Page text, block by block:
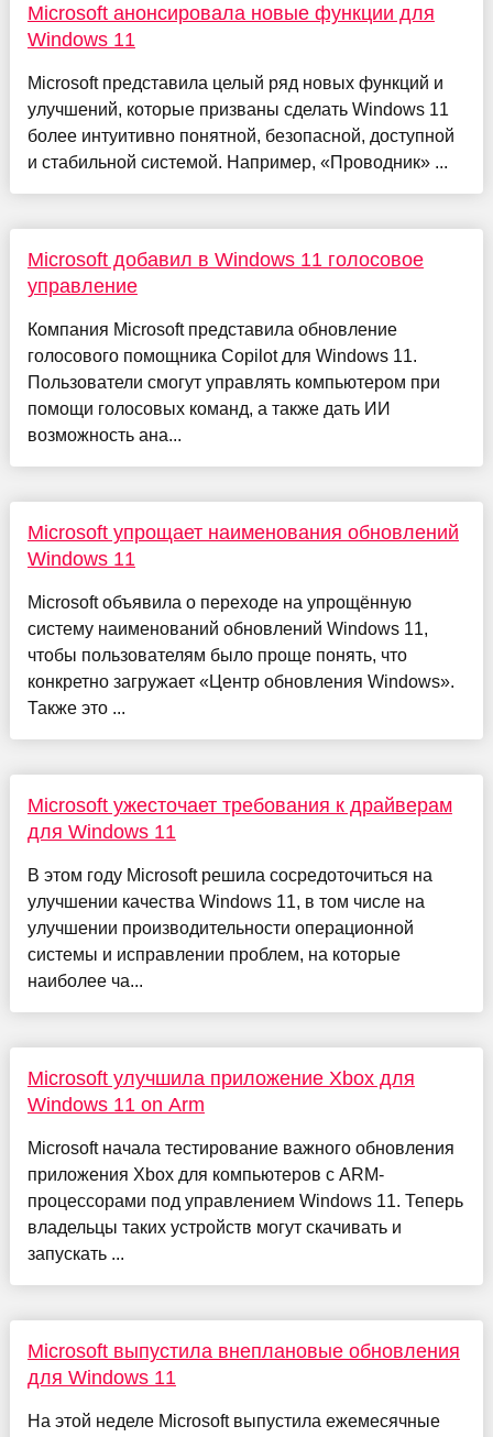
Microsoft анонсировала новые функции для
Windows 11
Microsoft представила целый ряд новых функций и
улучшений, которые призваны сделать Windows 11
более интуитивно понятной, безопасной, доступной
и стабильной системой. Например, «Проводник» ...
Microsoft добавил в Windows 11 голосовое
управление
Компания Microsoft представила обновление
голосового помощника Copilot для Windows 11.
Пользователи смогут управлять компьютером при
помощи голосовых команд, а также дать ИИ
возможность ана...
Microsoft упрощает наименования обновлений
Windows 11
Microsoft объявила о переходе на упрощённую
систему наименований обновлений Windows 11,
чтобы пользователям было проще понять, что
конкретно загружает «Центр обновления Windows».
Также это ...
Microsoft ужесточает требования к драйверам
для Windows 11
В этом году Microsoft решила сосредоточиться на
улучшении качества Windows 11, в том числе на
улучшении производительности операционной
системы и исправлении проблем, на которые
наиболее ча...
Microsoft улучшила приложение Xbox для
Windows 11 on Arm
Microsoft начала тестирование важного обновления
приложения Xbox для компьютеров с ARM-
процессорами под управлением Windows 11. Теперь
владельцы таких устройств могут скачивать и
запускать ...
Microsoft выпустила внеплановые обновления
для Windows 11
На этой неделе Microsoft выпустила ежемесячные